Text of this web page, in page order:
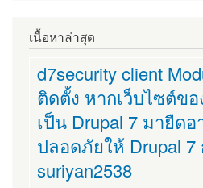
เนื้อหาล่าสุด
d7security client
ติดตั้ง หากเว็บไซต์ข
เป็น Drupal 7 มายืด
ปลอดภัยให้ Drupal 7
suriyan2538